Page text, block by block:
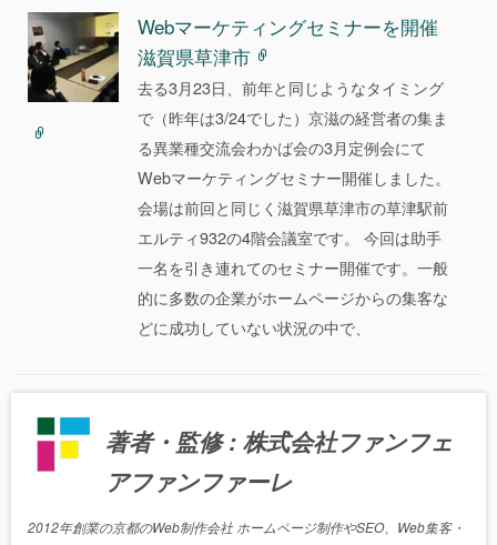
Webマーケティングセミナーを開催
滋賀県草津市
去る3月23日、前年と同じようなタイミング
で（昨年は3/24でした）京滋の経営者の集ま
る異業種交流会わかば会の3月定例会にて
Webマーケティングセミナー開催しました。
会場は前回と同じく滋賀県草津市の草津駅前
エルティ932の4階会議室です。 今回は助手
一名を引き連れてのセミナー開催です。一般
的に多数の企業がホームページからの集客な
どに成功していない状況の中で、
著者・監修 : 株式会社ファンフェ
アファンファーレ
2012年創業の京都のWeb制作会社 ホームページ制作やSEO、Web集客・